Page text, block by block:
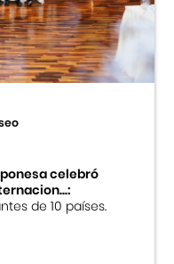
celebró
de 10 países.